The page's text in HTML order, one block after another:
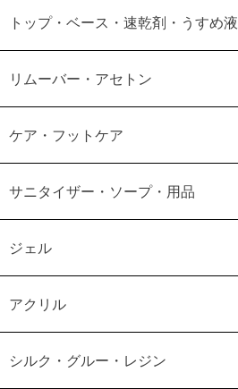
トップ・ベース・速乾剤・うすめ液
リムーバー・アセトン
ケア・フットケア
サニタイザー・ソープ・用品
ジェル
アクリル
シルク・グルー・レジン